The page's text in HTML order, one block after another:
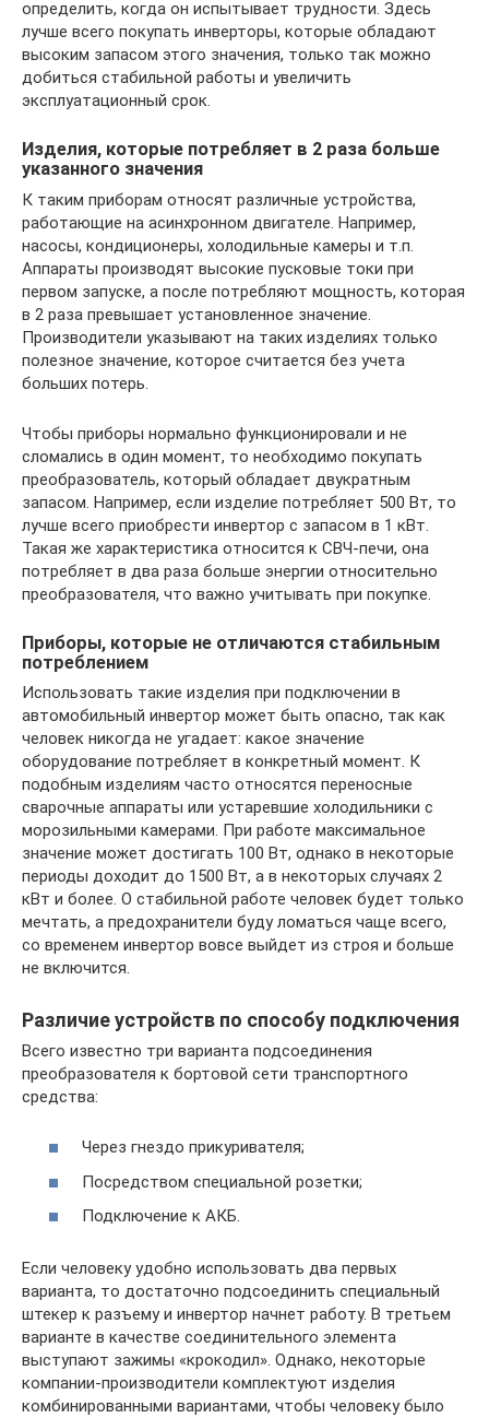
определить, когда он испытывает трудности. Здесь
лучше всего покупать инверторы, которые обладают
высоким запасом этого значения, только так можно
добиться стабильной работы и увеличить
эксплуатационный срок.
Изделия, которые потребляет в 2 раза больше
указанного значения
К таким приборам относят различные устройства,
работающие на асинхронном двигателе. Например,
насосы, кондиционеры, холодильные камеры и т.п.
Аппараты производят высокие пусковые токи при
первом запуске, а после потребляют мощность, которая
в 2 раза превышает установленное значение.
Производители указывают на таких изделиях только
полезное значение, которое считается без учета
больших потерь.
Чтобы приборы нормально функционировали и не
сломались в один момент, то необходимо покупать
преобразователь, который обладает двукратным
запасом. Например, если изделие потребляет 500 Вт, то
лучше всего приобрести инвертор с запасом в 1 кВт.
Такая же характеристика относится к СВЧ-печи, она
потребляет в два раза больше энергии относительно
преобразователя, что важно учитывать при покупке.
Приборы, которые не отличаются стабильным
потреблением
Использовать такие изделия при подключении в
автомобильный инвертор может быть опасно, так как
человек никогда не угадает: какое значение
оборудование потребляет в конкретный момент. К
подобным изделиям часто относятся переносные
сварочные аппараты или устаревшие холодильники с
морозильными камерами. При работе максимальное
значение может достигать 100 Вт, однако в некоторые
периоды доходит до 1500 Вт, а в некоторых случаях 2
кВт и более. О стабильной работе человек будет только
мечтать, а предохранители буду ломаться чаще всего,
со временем инвертор вовсе выйдет из строя и больше
не включится.
Различие устройств по способу подключения
Всего известно три варианта подсоединения
преобразователя к бортовой сети транспортного
средства:
Через гнездо прикуривателя;
Посредством специальной розетки;
Подключение к АКБ.
Если человеку удобно использовать два первых
варианта, то достаточно подсоединить специальный
штекер к разъему и инвертор начнет работу. В третьем
варианте в качестве соединительного элемента
выступают зажимы «крокодил». Однако, некоторые
компании-производители комплектуют изделия
комбинированными вариантами, чтобы человеку было